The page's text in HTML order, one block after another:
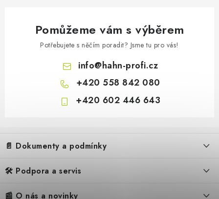
Pomůžeme vám s výběrem
Potřebujete s něčím poradit? Jsme tu pro vás!
info@hahn-profi.cz
+420 558 842 080
+420 602 446 643
a
📄 Dokumenty a podmínky
Obchodní podmínky
🛠️ Podpora a servis
📰 O nás a novinky